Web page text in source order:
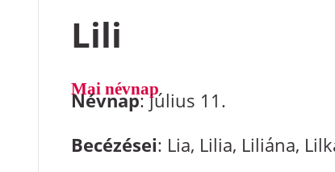
Lili
Mai névnap
Névnap: július 11.
Becézései: Lia, Lilia, Liliána,